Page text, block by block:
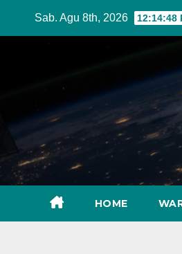
Sab. Agu 8th, 2026 12:14:49
HOME